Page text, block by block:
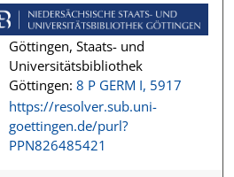
Göttingen, Staats- und
Universitätsbibliothek
Göttingen: 8 P GERM I, 5917
https://resolver.sub.uni-
goettingen.de/purl?
PPN826485421